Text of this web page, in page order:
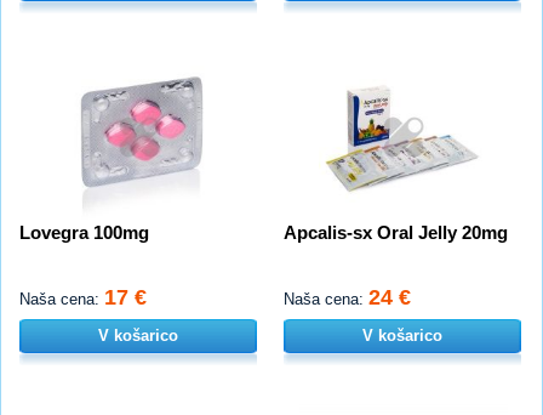
Lovegra 100mg
Naša cena: 17 €
V košarico
Apcalis-sx Oral Jelly 20mg
Naša cena: 24 €
V košarico